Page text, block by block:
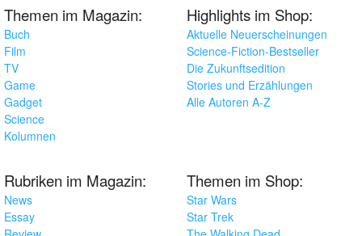
Themen im Magazin:
Buch
Film
TV
Game
Gadget
Science
Kolumnen
Highlights im Shop:
Aktuelle Neuerscheinungen
Science-Fiction-Bestseller
Die Zukunftsedition
Stories und Erzählungen
Alle Autoren A-Z
Rubriken im Magazin:
News
Essay
Themen im Shop:
Star Wars
Star Trek